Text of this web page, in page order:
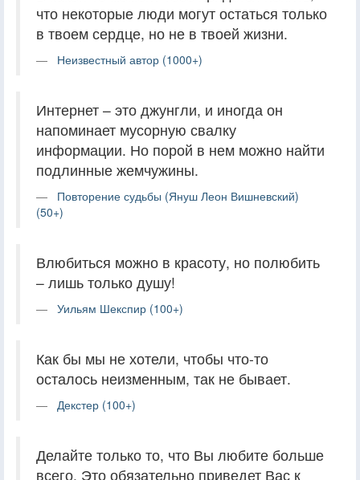
что некоторые люди могут остаться только
в твоем сердце, но не в твоей жизни.
Неизвестный автор (1000+)
Интернет – это джунгли, и иногда он
напоминает мусорную свалку
информации. Но порой в нем можно найти
подлинные жемчужины.
Повторение судьбы (Януш Леон Вишневский)
(50+)
Влюбиться можно в красоту, но полюбить
– лишь только душу!
Уильям Шекспир (100+)
Как бы мы не хотели, чтобы что-то
осталось неизменным, так не бывает.
Декстер (100+)
Делайте только то, что Вы любите больше
всего. Это обязательно приведет Вас к